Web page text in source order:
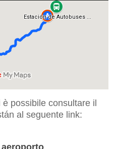
possibile consultare il
al seguente link:
aeroporto